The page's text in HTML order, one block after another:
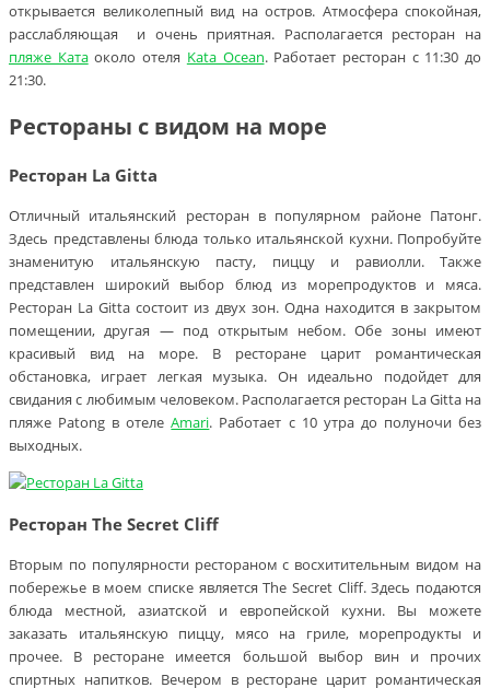
открывается великолепный вид на остров. Атмосфера спокойная,
расслабляющая и очень приятная. Располагается ресторан на
пляже Катаоколо отеля Kata Ocean. Работает ресторан с 11:30 до
21:30.
Рестораны с видом на море
Ресторан La Gitta
Отличный итальянский ресторан в популярном районе Патонг.
Здесь представлены блюда только итальянской кухни. Попробуйте
знаменитую итальянскую пасту, пиццу и равиолли. Также
представлен широкий выбор блюд из морепродуктов и мяса.
Ресторан La Gitta состоит из двух зон. Одна находится в закрытом
помещении, другая — под открытым небом. Обе зоны имеют
красивый вид на море. В ресторане царит романтическая
обстановка, играет легкая музыка. Он идеально подойдет для
свидания с любимым человеком. Располагается ресторан La Gitta на
пляже Patong в отелеAmari. Работает с 10 утра до полуночи без
выходных.
Ресторан The Secret Cliff
Вторым по популярности рестораном с восхитительным видом на
побережье в моем списке является The Secret Cliff. Здесь подаются
блюда местной, азиатской и европейской кухни. Вы можете
заказать итальянскую пиццу, мясо на гриле, морепродукты и
прочее. В ресторане имеется большой выбор вин и прочих
спиртных напитков. Вечером в ресторане царит романтическая